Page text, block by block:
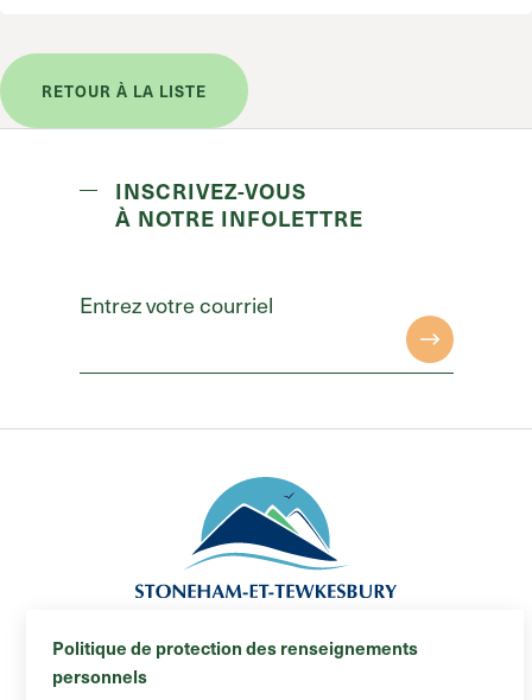
Politique de protection des renseignements
personnels
RETOUR À LA LISTE
Municipalité de Stoneham-et-Tewkesbury
INSCRIVEZ-VOUS
À NOTRE INFOLETTRE
Entrez votre courriel